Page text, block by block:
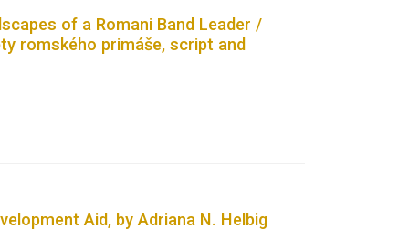
of a Romani Band Leader /
romského primáše, script and
Aid, by Adriana N. Helbig